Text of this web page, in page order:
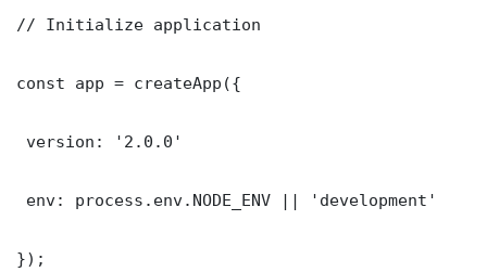
// Initialize application
const app = createApp({
version: '2.0.0'
env: process.env.NODE_ENV || 'development'
});